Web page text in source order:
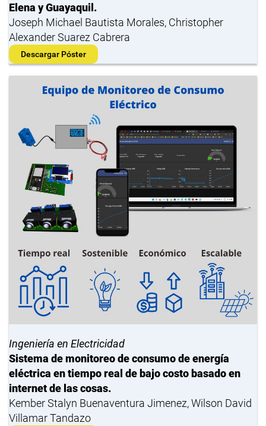
Elena y Guayaquil.
Joseph Michael Bautista Morales, Christopher
Alexander Suarez Cabrera
Descargar Póster
Ingeniería en Electricidad
Sistema de monitoreo de consumo de energía
eléctrica en tiempo real de bajo costo basado en
internet de las cosas.
Kember Stalyn Buenaventura Jimenez, Wilson David
Villamar Tandazo